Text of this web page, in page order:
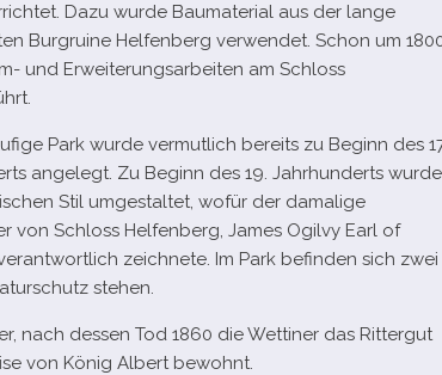
Dazu wurde Baumaterial aus der lange
Burgruine Helfenberg ver­wen­det. Schon um
und Erweiterungsarbeiten am Schloss
Park wurde ver­mut­lich bereits zu Beginn des
ange­legt. Zu Beginn des 19. Jahrhunderts wurde
Stil umge­stal­tet, wofür der dama­lige
von Schloss Helfenberg, James Ogilvy Earl of
zeich­nete. Im Park befin­den sich zwei
stehen.
nach des­sen Tod 1860 die Wettiner das Rittergut
von König Albert bewohnt.